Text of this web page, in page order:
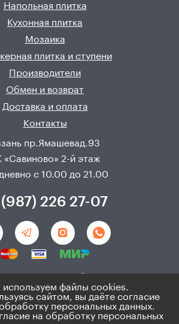
Напольная плитка
Кухонная плитка
Мозаика
плитка и ступени
Производители
Обмен и возврат
Доставка и оплата
Контакты
пр.Ямашевад.93
«Савиново» 2-й этаж
с 10.00 до 21.00
(987) 226 27-07
Хадыев Р.И.(ИНН 166010471459). Не
публичной офертой.
файлы cookies.
сайтом, вы даёте согласие
персональных данных.
на обработку персональных